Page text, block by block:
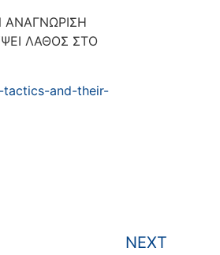
ΑΝΑΓΝΩΡΙΣΗ
ΛΑΘΟΣ ΣΤΟ
tactics-and-their-
NEXT